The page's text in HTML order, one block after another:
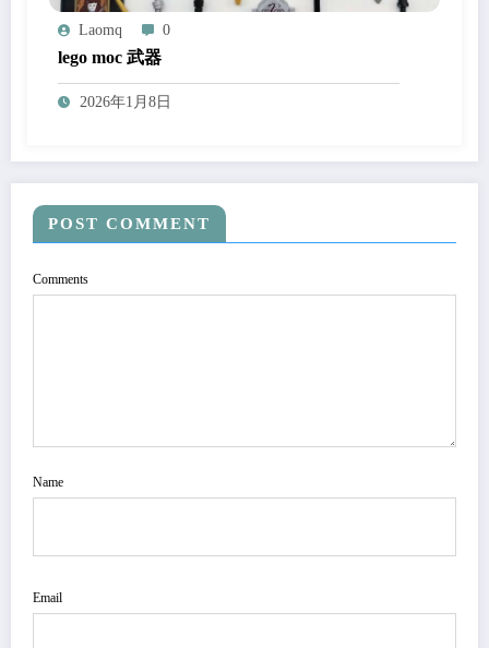
Laomq 0
lego moc 武器
2026年1月8日
POST COMMENT
Comments
Name
Email